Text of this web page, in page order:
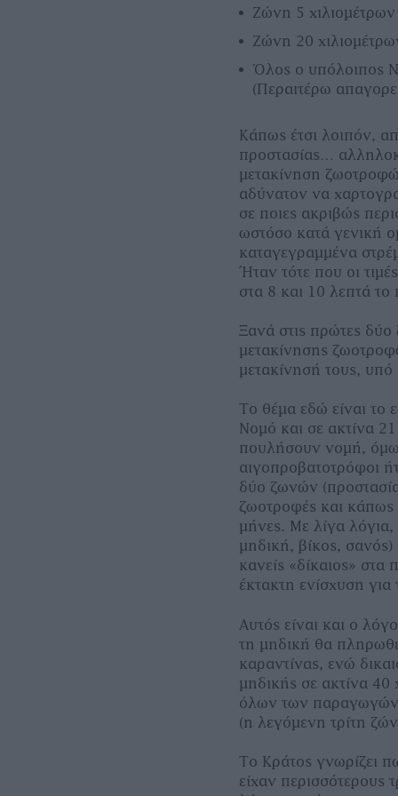
Ζώνη 5
Ζώνη 20
Όλος ο υπόλοιπος
(Περαιτέρω
Κάπως έτσι λοιπόν,
προστασίας…
μετακίνηση
αδύνατον να
σε ποιες ακριβώς
ωστόσο κατά γενική
καταγεγραμμένα
Ήταν τότε που οι
στα 8 και 10 λεπτά το
Ξανά στις πρώτες
μετακίνησης
μετακίνησή τους,
Το θέμα εδώ είναι το
Νομό και σε ακτίνα
πουλήσουν νομή,
αιγοπροβατοτρόφοι
δύο ζωνών
ζωοτροφές και κάπως
μήνες. Με λίγα
μηδική, βίκος, σανός)
κανείς «δίκαιος»
έκτακτη ενίσχυση
Αυτός είναι και ο
τη μηδική θα
καραντίνας, ενώ
μηδικής σε ακτίνα 40
όλων των παραγωγών
(η λεγόμενη τρίτη
Το Κράτος γνωρίζει
είχαν περισσότερους